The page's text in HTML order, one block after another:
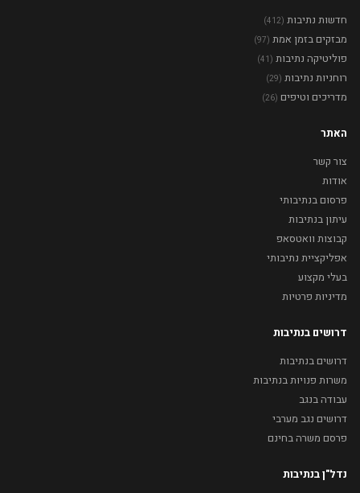
חדשות נתיבות (412)
מבזקים בזמן אמת (97)
פוליטיקה נתיבות (41)
רוחניות נתיבות (29)
מדריכים וטיפים (26)
האתר
צור קשר
אודות
פרסום בנתיבותי
עיתון בנתיבות
קבוצות וואטסאפ
אפליקציית נתיבותי
בעלי מקצוע
מדיניות פרטיות
דרושים בנתיבות
דרושים בנתיבות
משרות פנויות בנתיבות
עבודה בנגב
דרושים נגב מערבי
פרסם משרה בחינם
נדל"ן בנתיבות